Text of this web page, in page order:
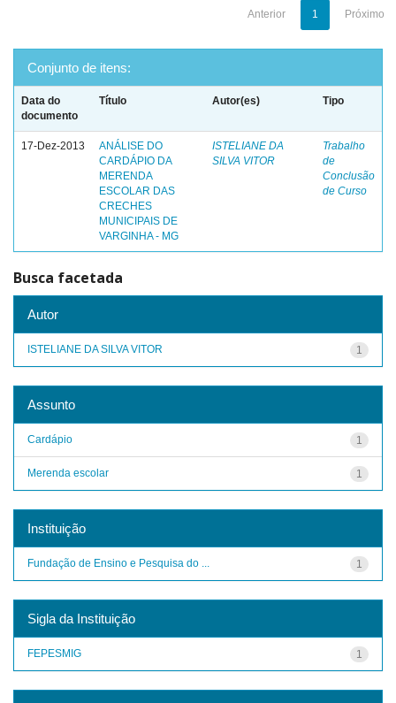
Anterior 1 Próximo
Conjunto de itens:
Data do
documento
Título Autor(es) Tipo
17-Dez-2013
ANÁLISE DO
CARDÁPIO DA
MERENDA
ESCOLAR DAS
CRECHES
MUNICIPAIS DE
VARGINHA - MG
ISTELIANE DA
SILVA VITOR
Trabalho
de
Conclusão
de Curso
Busca facetada
Autor
1
ISTELIANE DA SILVA VITOR
Assunto
1
Cardápio
1
Merenda escolar
Instituição
1
Fundação de Ensino e Pesquisa do ...
Sigla da Instituição
1
FEPESMIG